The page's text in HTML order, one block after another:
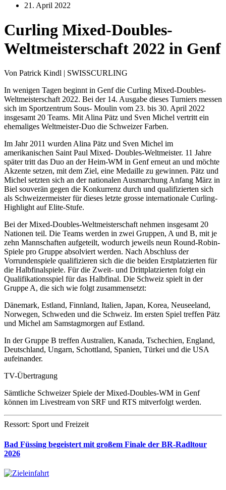
21. April 2022
Curling Mixed-Doubles-
Weltmeisterschaft 2022 in Genf
Von Patrick Kindl | SWISSCURLING
In wenigen Tagen beginnt in Genf die Curling Mixed-Doubles-
Weltmeisterschaft 2022. Bei der 14. Ausgabe dieses Turniers messen
sich im Sportzentrum Sous- Moulin vom 23. bis 30. April 2022
insgesamt 20 Teams. Mit Alina Pätz und Sven Michel vertritt ein
ehemaliges Weltmeister-Duo die Schweizer Farben.
Im Jahr 2011 wurden Alina Pätz und Sven Michel im
amerikanischen Saint Paul Mixed- Doubles-Weltmeister. 11 Jahre
später tritt das Duo an der Heim-WM in Genf erneut an und möchte
Akzente setzen, mit dem Ziel, eine Medaille zu gewinnen. Pätz und
Michel setzten sich an der nationalen Ausmarchung Anfang März in
Biel souverän gegen die Konkurrenz durch und qualifizierten sich
als Schweizermeister für dieses letzte grosse internationale Curling-
Highlight auf Elite-Stufe.
Bei der Mixed-Doubles-Weltmeisterschaft nehmen insgesamt 20
Nationen teil. Die Teams werden in zwei Gruppen, A und B, mit je
zehn Mannschaften aufgeteilt, wodurch jeweils neun Round-Robin-
Spiele pro Gruppe absolviert werden. Nach Abschluss der
Vorrundenspiele qualifizieren sich die die beiden Erstplatzierten für
die Halbfinalspiele. Für die Zweit- und Drittplatzierten folgt ein
Qualifikationsspiel für das Halbfinal. Die Schweiz spielt in der
Gruppe A, die sich wie folgt zusammensetzt:
Dänemark, Estland, Finnland, Italien, Japan, Korea, Neuseeland,
Norwegen, Schweden und die Schweiz. Im ersten Spiel treffen Pätz
und Michel am Samstagmorgen auf Estland.
In der Gruppe B treffen Australien, Kanada, Tschechien, England,
Deutschland, Ungarn, Schottland, Spanien, Türkei und die USA
aufeinander.
TV-Übertragung
Sämtliche Schweizer Spiele der Mixed-Doubles-WM in Genf
können im Livestream von SRF und RTS mitverfolgt werden.
Ressort: Sport und Freizeit
Bad Füssing begeistert mit großem Finale der BR-Radltour
2026